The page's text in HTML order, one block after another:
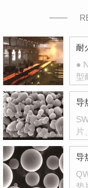
耐
●
型
导
片
导